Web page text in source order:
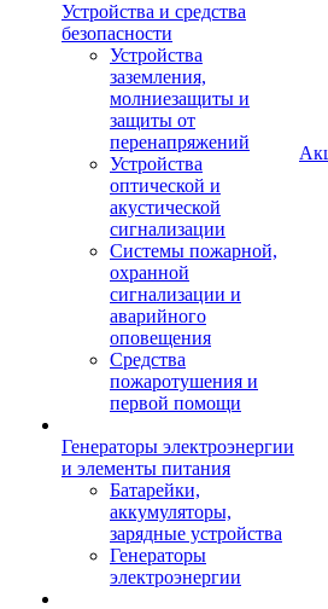
Устройства и средства
безопасности
Устройства
заземления,
молниезащиты и
защиты от
перенапряжений
Устройства
оптической и
акустической
сигнализации
Системы пожарной,
охранной
сигнализации и
аварийного
оповещения
Средства
пожаротушения и
первой помощи
Генераторы электроэнергии
и элементы питания
Батарейки,
аккумуляторы,
зарядные устройства
Генераторы
электроэнергии